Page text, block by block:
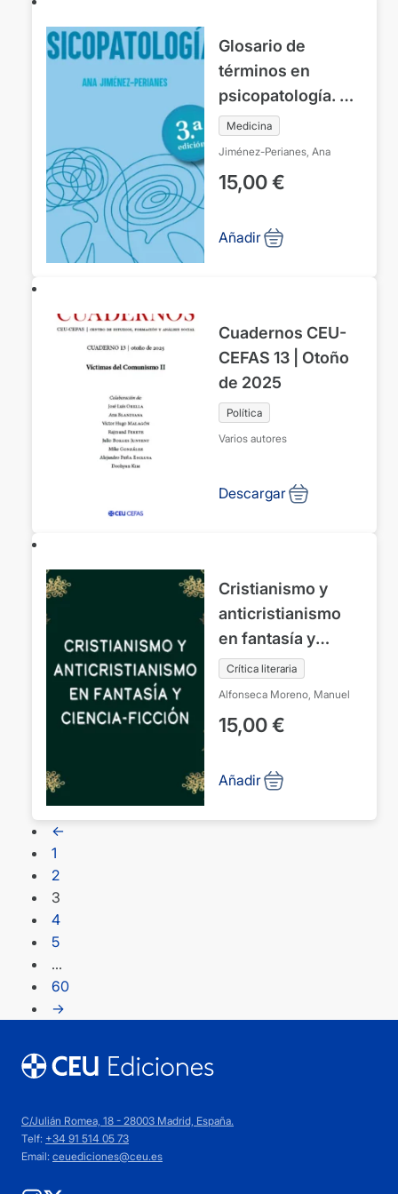
Glosario de
términos en
psicopatología. 3ª
edición
Medicina
Jiménez-Perianes, Ana
15,00€
Añadir
Cuadernos CEU-
CEFAS 13 | Otoño
de 2025
Política
Varios autores
Descargar
Cristianismo y
anticristianismo
en fantasía y
ciencia-ficción
Crítica literaria
Alfonseca Moreno, Manuel
15,00€
Añadir
←
1
2
3
4
5
…
60
→
C/Julián Romea, 18 - 28003 Madrid, España.
Telf: +34 91 514 05 73
Email: ceuediciones@ceu.es